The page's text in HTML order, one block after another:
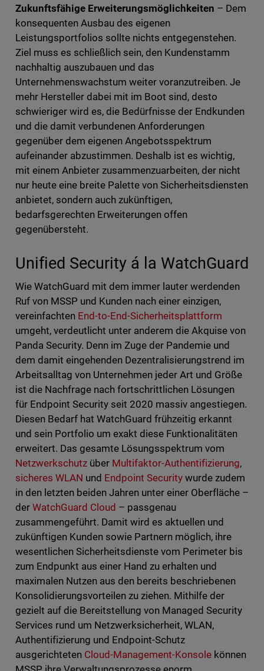
Zukunftsfähige Erweiterungsmöglichkeiten – Dem
konsequenten Ausbau des eigenen
Leistungsportfolios sollte nichts entgegenstehen.
Ziel muss es schließlich sein, den Kundenstamm
nachhaltig auszubauen und das
Unternehmenswachstum weiter voranzutreiben. Je
mehr Hersteller dabei mit im Boot sind, desto
schwieriger wird es, die Bedürfnisse der Endkunden
und die damit verbundenen Anforderungen
gegenüber dem eigenen Angebotsspektrum
aufeinander abzustimmen. Deshalb ist es wichtig,
mit einem Anbieter zusammenzuarbeiten, der nicht
nur heute eine breite Palette von Sicherheitsdiensten
anbietet, sondern auch zukünftigen,
bedarfsgerechten Erweiterungen offen
gegenübersteht.
Unified Security á la WatchGuard
Wie WatchGuard mit dem immer lauter werdenden
Ruf von MSSP und Kunden nach einer einzigen,
vereinfachten End-to-End-Sicherheitsplattform
umgeht, verdeutlicht unter anderem die Akquise von
Panda Security. Denn im Zuge der Pandemie und
dem damit eingehenden Dezentralisierungstrend im
Arbeitsalltag von Unternehmen jeder Art und Größe
ist die Nachfrage nach fortschrittlichen Lösungen
für Endpoint Security seit 2020 massiv angestiegen.
Diesen Bedarf hat WatchGuard frühzeitig erkannt
und sein Portfolio um exakt diese Funktionalitäten
erweitert. Das gesamte Lösungsspektrum vom
Netzwerkschutzüber Multifaktor-Authentifizierung,
sicheres WLAN und Endpoint Security wurde zudem
in den letzten beiden Jahren unter einer Oberfläche –
der WatchGuard Cloud – passgenau
zusammengeführt. Damit wird es aktuellen und
zukünftigen Kunden sowie Partnern möglich, ihre
wesentlichen Sicherheitsdienste vom Perimeter bis
zum Endpunkt aus einer Hand zu erhalten und
maximalen Nutzen aus den bereits beschriebenen
Konsolidierungsvorteilen zu ziehen. Mithilfe der
gezielt auf die Bereitstellung von Managed Security
Services rund um Netzwerksicherheit, WLAN,
Authentifizierung und Endpoint-Schutz
ausgerichteten Cloud-Management-Konsole können